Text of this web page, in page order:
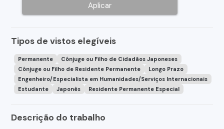
Aplicar
Tipos de vistos elegíveis
Permanente
Cônjuge ou Filho de Cidadãos Japoneses
Cônjuge ou Filho de Residente Permanente
Longo Prazo
Engenheiro/Especialista em Humanidades/Serviços Internacionais
Estudante
Japonês Residente Permanente Especial
Descrição do trabalho